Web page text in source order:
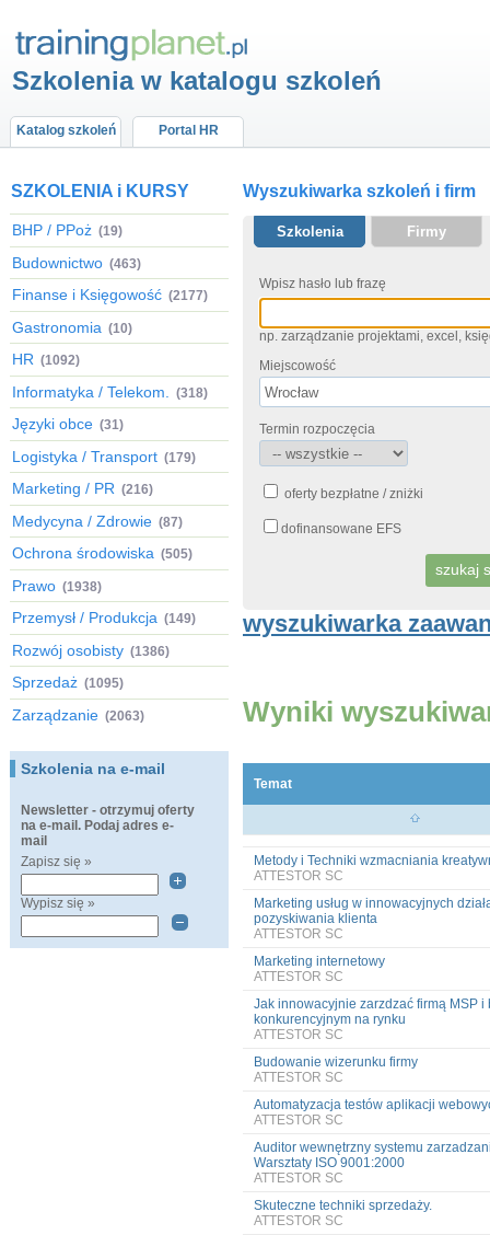
Szkolenia w katalogu szkoleń
Katalog szkoleń Portal HR
SZKOLENIA i KURSY
BHP / PPoż (19)
Budownictwo (463)
Finanse i Księgowość (2177)
Gastronomia (10)
HR (1092)
Informatyka / Telekom. (318)
Języki obce (31)
Logistyka / Transport (179)
Marketing / PR (216)
Medycyna / Zdrowie (87)
Ochrona środowiska (505)
Prawo (1938)
Przemysł / Produkcja (149)
Rozwój osobisty (1386)
Sprzedaż (1095)
Zarządzanie (2063)
Szkolenia na e-mail
Newsletter - otrzymuj oferty
na e-mail. Podaj adres e-
mail
Zapisz się »
Wypisz się »
Wyszukiwarka szkoleń i firm
Szkolenia Firmy
Wpisz hasło lub frazę
np. zarządzanie projektami, excel,
Miejscowość
Termin rozpoczęcia
oferty bezpłatne / zniżki
dofinansowane EFS
wyszukiwarka
Wyniki
Temat
Metody i Techniki wzmacniania
ATTESTOR SC
Marketing usług w innowacyjnych
pozyskiwania klienta
ATTESTOR SC
Marketing internetowy
ATTESTOR SC
Jak innowacyjnie zarzdzać firmą MSP i
konkurencyjnym na rynku
ATTESTOR SC
Budowanie wizerunku firmy
ATTESTOR SC
Automatyzacja testów aplikacji
ATTESTOR SC
Auditor wewnętrzny systemu
Warsztaty ISO 9001:2000
ATTESTOR SC
Skuteczne techniki sprzedaży.
ATTESTOR SC